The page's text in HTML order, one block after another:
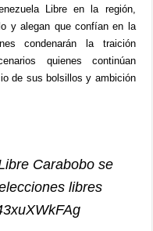
Libre en la región,
y alegan que confían en la
condenarán la traición
quienes continúan
de sus bolsillos y ambición
Carabobo se
libres